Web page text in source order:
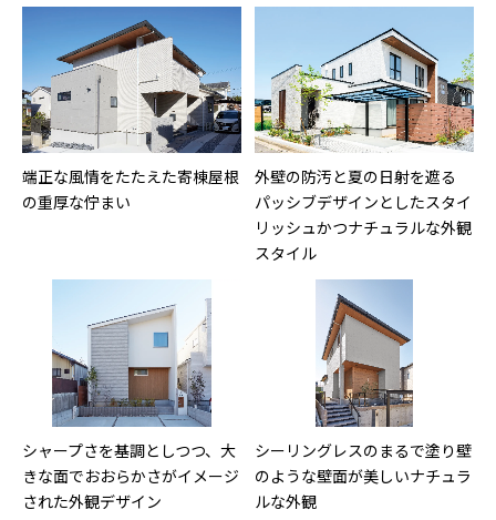
端正な風情をたたえた寄棟屋根
の重厚な佇まい
外壁の防汚と夏の日射を遮る
パッシブデザインとしたスタイ
リッシュかつナチュラルな外観
スタイル
シャープさを基調としつつ、大
きな面でおおらかさがイメージ
された外観デザイン
シーリングレスのまるで塗り壁
のような壁面が美しいナチュラ
ルな外観